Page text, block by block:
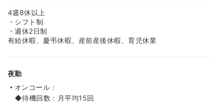
4週8休以上
・シフト制
・週休2日制
有給休暇、慶弔休暇、産前産後休暇、育児休業
夜勤
オンコール：
◆待機回数：月平均15回